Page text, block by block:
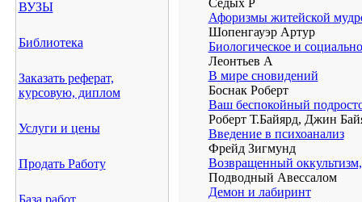
ВУЗЫ
Библиотека
Заказать реферат,
курсовую, диплом
Услуги и цены
Продать Работу
База работ
Седых Р
Афоризмы житейской
Шопенгауэр Артур
Биологическое и
Леонтьев А
В миpе сновидений
Боснак Робеpт
Ваш беспокойный
Роберт Т.Байярд, Джин
Введение в психоанализ
Фрейд Зигмунд
Возвращенный
Подводный Авессалом
Демон и лабиринт